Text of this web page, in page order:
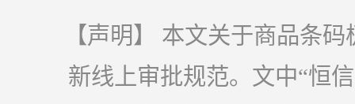
【声明】 本文关于商品条
新线上审批规范。文中“恒